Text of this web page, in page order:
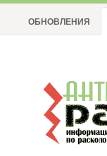
ОБНОВЛЕНИЯ